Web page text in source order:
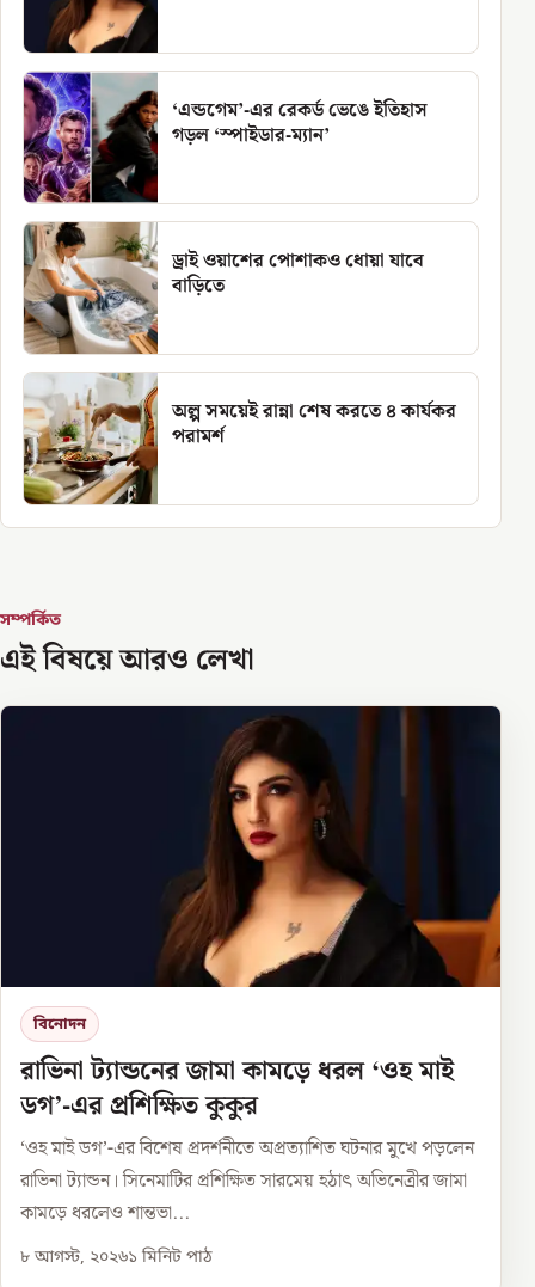
‘এন্ডগেম’-এর রেকর্ড ভেঙে ইতিহাস
গড়ল ‘স্পাইডার-ম্যান’
ড্রাই ওয়াশের পোশাকও ধোয়া যাবে
বাড়িতে
অল্প সময়েই রান্না শেষ করতে ৪ কার্যকর
পরামর্শ
সম্পর্কিত
এই বিষয়ে আরও লেখা
বিনোদন
রাভিনা ট্যান্ডনের জামা কামড়ে ধরল ‘ওহ মাই
ডগ’-এর প্রশিক্ষিত কুকুর
‘ওহ মাই ডগ’-এর বিশেষ প্রদর্শনীতে অপ্রত্যাশিত ঘটনার মুখে পড়লেন
রাভিনা ট্যান্ডন। সিনেমাটির প্রশিক্ষিত সারমেয় হঠাৎ অভিনেত্রীর জামা
কামড়ে ধরলেও শান্তভা...
৮ আগস্ট, ২০২৬১ মিনিট পাঠ